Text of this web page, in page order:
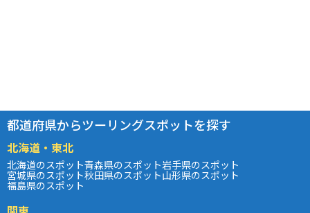
都道府県からツーリングスポットを探す
北海道・東北
北海道のスポット青森県のスポット岩手県のスポット
宮城県のスポット秋田県のスポット山形県のスポット
福島県のスポット